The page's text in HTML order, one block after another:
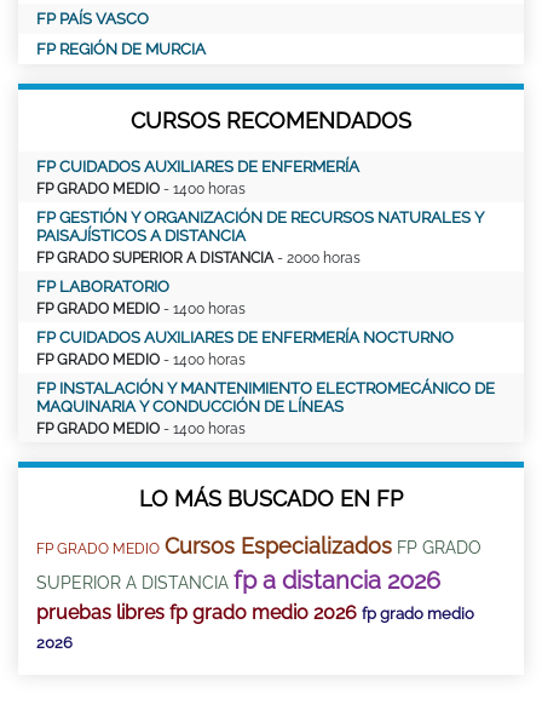
FP PAÍS VASCO
FP REGIÓN DE MURCIA
CURSOS RECOMENDADOS
FP CUIDADOS AUXILIARES DE ENFERMERÍA
FP GRADO MEDIO - 1400 horas
FP GESTIÓN Y ORGANIZACIÓN DE RECURSOS NATURALES Y
PAISAJÍSTICOS A DISTANCIA
FP GRADO SUPERIOR A DISTANCIA- 2000 horas
FP LABORATORIO
FP GRADO MEDIO - 1400 horas
FP CUIDADOS AUXILIARES DE ENFERMERÍA NOCTURNO
FP GRADO MEDIO - 1400 horas
FP INSTALACIÓN Y MANTENIMIENTO ELECTROMECÁNICO DE
MAQUINARIA Y CONDUCCIÓN DE LÍNEAS
FP GRADO MEDIO - 1400 horas
LO MÁS BUSCADO EN FP
FP GRADO MEDIO Cursos Especializados FP GRADO
SUPERIOR A DISTANCIA fp a distancia 2026
pruebas libres fp grado medio 2026 fp grado medio
2026